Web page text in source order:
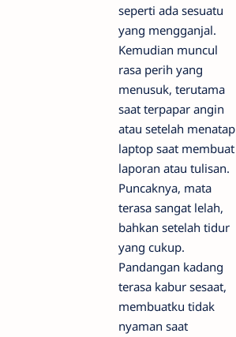
seperti ada sesuatu
yang mengganjal.
Kemudian muncul
rasa perih yang
menusuk, terutama
saat terpapar angin
atau setelah menatap
laptop saat membuat
laporan atau tulisan.
Puncaknya, mata
terasa sangat lelah,
bahkan setelah tidur
yang cukup.
Pandangan kadang
terasa kabur sesaat,
membuatku tidak
nyaman saat